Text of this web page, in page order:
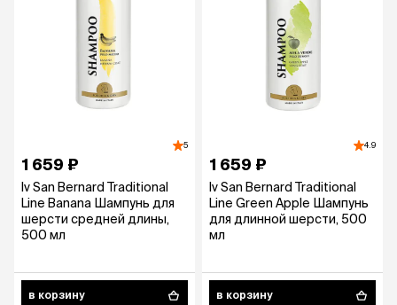
5
1 659 ₽
Iv San Bernard Traditional
Line Banana Шампунь для
шерсти средней длины,
500 мл
в корзину
4.9
1 659 ₽
Iv San Bernard Traditional
Line Green Apple Шампунь
для длинной шерсти, 500
мл
в корзину